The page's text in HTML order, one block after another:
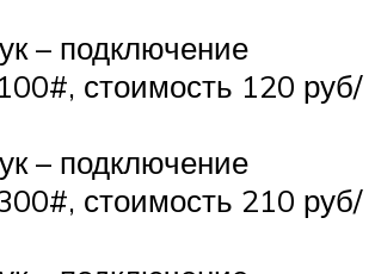
– подключение
стоимость 120 руб/
– подключение
стоимость 210 руб/